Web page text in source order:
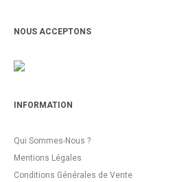
NOUS ACCEPTONS
INFORMATION
Qui Sommes-Nous ?
Mentions Légales
Conditions Générales de Vente